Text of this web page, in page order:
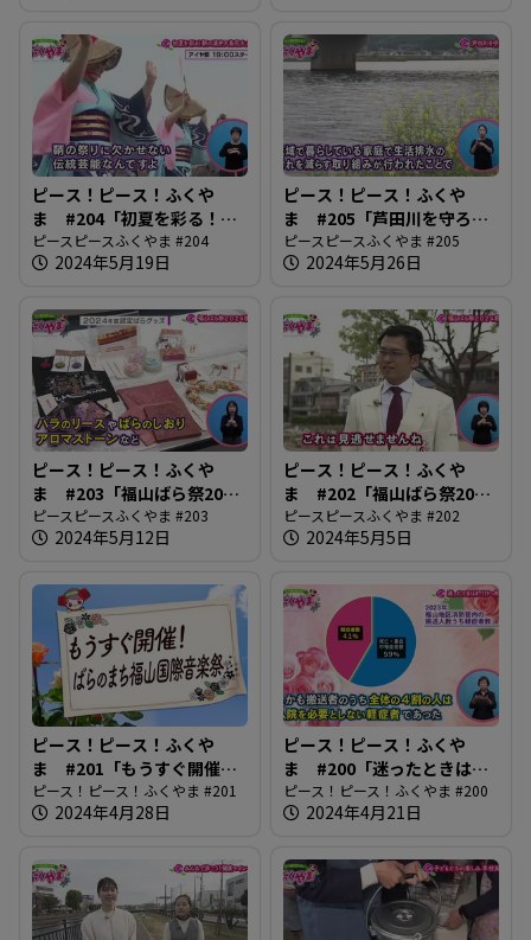
ピース！ピース！ふくや
ま #204「初夏を彩る！鞆
の浦弁天島花火大会」
ピースピースふくやま #204
2024年5月19日
ピース！ピース！ふくや
ま #205「芦田川を守ろ
う」
ピースピースふくやま #205
2024年5月26日
ピース！ピース！ふくや
ま #203「福山ばら祭2024
後編」
ピースピースふくやま #203
2024年5月12日
ピース！ピース！ふくや
ま #202「福山ばら祭2024
前編」
ピースピースふくやま #202
2024年5月5日
ピース！ピース！ふくや
ま #201「もうすぐ開催！
ばらのまち福山国際音楽
祭」
ピース！ピース！ふくやま #201
2024年4月28日
ピース！ピース！ふくや
ま #200「迷ったときは
#7119へ相談」
ピース！ピース！ふくやま #200
2024年4月21日